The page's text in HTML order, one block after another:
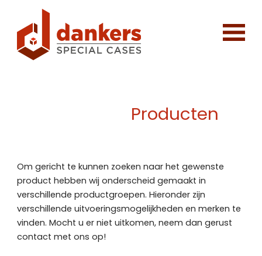
Producten
Om gericht te kunnen zoeken naar het gewenste
product hebben wij onderscheid gemaakt in
verschillende productgroepen. Hieronder zijn
verschillende uitvoeringsmogelijkheden en merken te
vinden. Mocht u er niet uitkomen, neem dan gerust
contact met ons op!